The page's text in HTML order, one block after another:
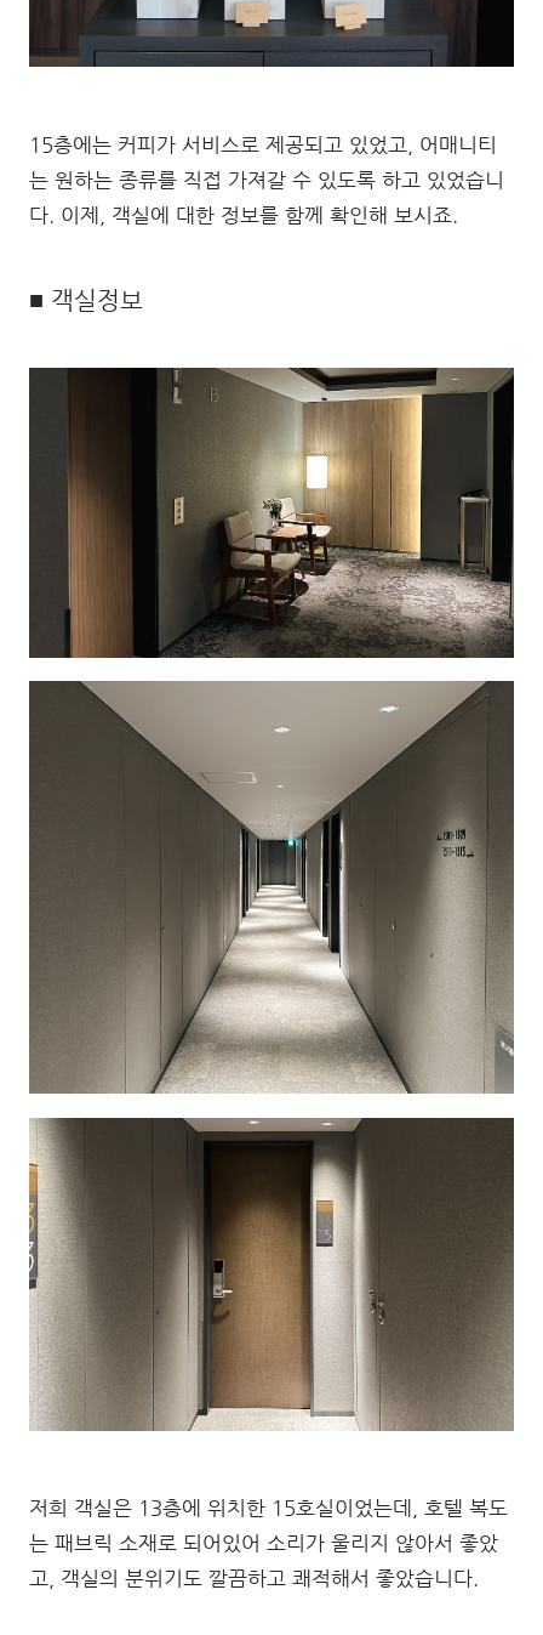
15층에는 커피가 서비스로 제공되고 있었고, 어매니티
는 원하는 종류를 직접 가져갈 수 있도록 하고 있었습니
다. 이제, 객실에 대한 정보를 함께 확인해 보시죠.
■ 객실정보
저희 객실은 13층에 위치한 15호실이었는데, 호텔 복도
는 패브릭 소재로 되어있어 소리가 울리지 않아서 좋았
고, 객실의 분위기도 깔끔하고 쾌적해서 좋았습니다.